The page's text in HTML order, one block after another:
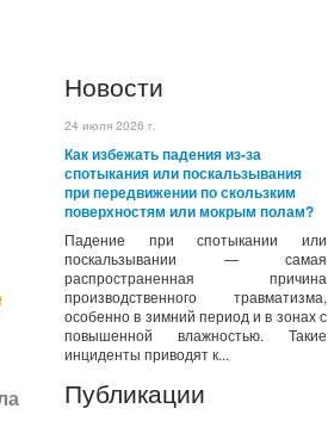
Новости
24 июля 2026 г.
Как избежать падения из-за
спотыкания или поскальзывания
при передвижении по скользким
поверхностям или мокрым полам?
Падение при спотыкании или
поскальзывании — самая
распространенная причина
производственного травматизма,
особенно в зимний период и в зонах с
повышенной влажностью. Такие
инциденты приводят к...
Публикации